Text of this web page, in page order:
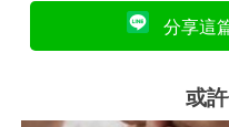
分享這
或